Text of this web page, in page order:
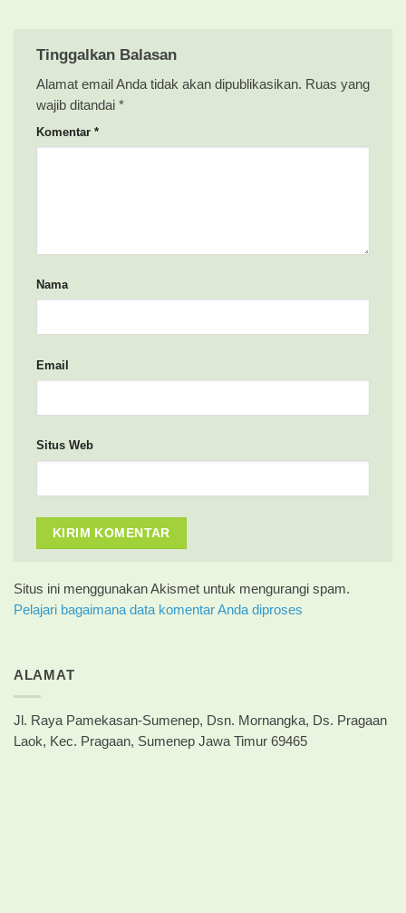
Tinggalkan Balasan
Alamat email Anda tidak akan dipublikasikan. Ruas yang
wajib ditandai *
Komentar *
Nama
Email
Situs Web
Situs ini menggunakan Akismet untuk mengurangi spam.
Pelajari bagaimana data komentar Anda diproses
ALAMAT
Jl. Raya Pamekasan-Sumenep, Dsn. Mornangka, Ds. Pragaan
Laok, Kec. Pragaan, Sumenep Jawa Timur 69465